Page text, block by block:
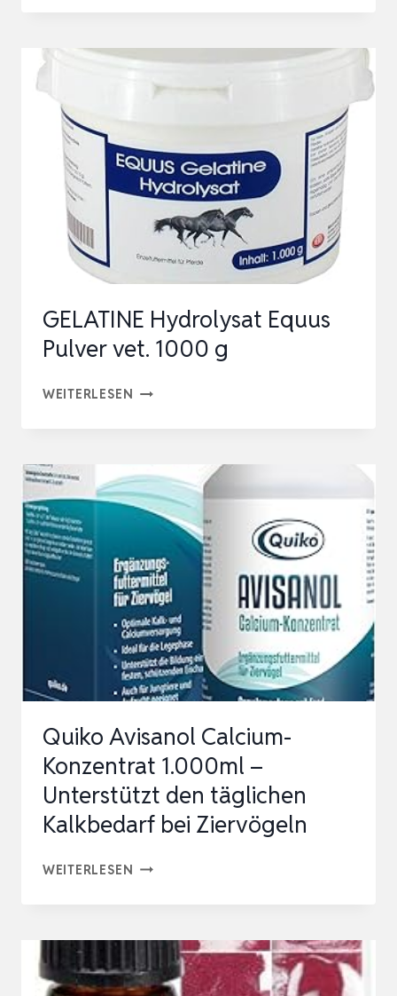
ARZNEIMITTEL
FÜR
BRIEFTAUBEN
KANN
LEIST…
GELATINE Hydrolysat Equus
Pulver vet. 1000 g
WEITERLESEN GELATINE
PULVER
VET.
1000
Quiko Avisanol Calcium-
Konzentrat 1.000ml –
Unterstützt den täglichen
Kalkbedarf bei Ziervögeln
WEITERLESEN QUIKO
KONZENTRAT
1.000ML